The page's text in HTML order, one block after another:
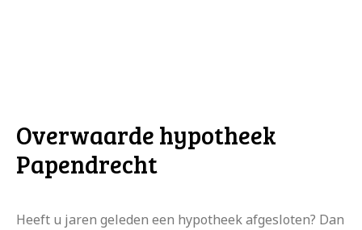
Overwaarde hypotheek
Papendrecht
Heeft u jaren geleden een hypotheek afgesloten? Dan